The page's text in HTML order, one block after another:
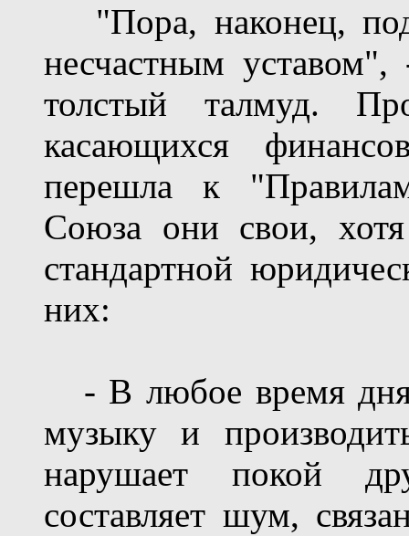
"Пора, наконец,
несчастным
толстый талмуд.
касающихся
перешла к
Союза они свои,
стандартной
них:
- В любое время дня
музыку и
нарушает покой
составляет шум,